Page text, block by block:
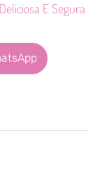
E Segura